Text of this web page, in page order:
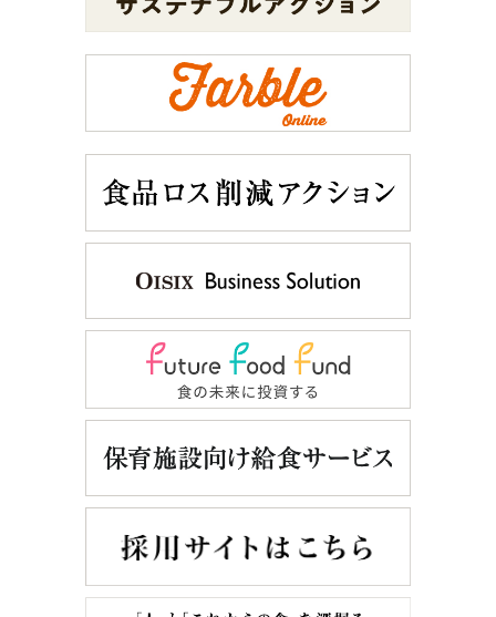
持続可能な社会をつくるために立ち上がった
小さなNPOは、やがて一つの組織になった。
ほんの数人ではじめた小さな運動は、
事業を広げることが、必ず地球のためになる。
必ず未来のためになる。
体にも地球にも、本当にいいものの価値を、私たちは伝え続ける。
そうすることで、一人でも多く、ファンを増やす。
生産者を増やす。社員を増やす。
私たちは、仲間を増やすことで、
持続可能な社会を実現するための、
産の水産業従事者を応援出来る取り組みなどを行っています。
人々の生命と健康をまもるために
遺伝子組み換え食品の取り扱いはせず、徹底したトレース（栽培履歴）検証
や、エネルギー問題に向き合い、自然と調和する持続可能な社会を目指す活動